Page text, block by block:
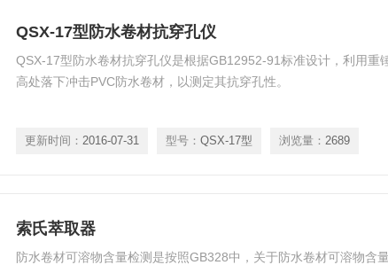
QSX-17型防水卷材抗穿孔仪
QSX-17型防水卷材抗穿孔仪是根据GB12952-91标准设计，利用重
高处落下冲击PVC防水卷材，以测定其抗穿孔性。
更新时间： 2016-07-31 型号： QSX-17型 浏览量： 2689
索氏萃取器
防水卷材可溶物含量检测是按照GB328中，关于防水卷材可溶物含